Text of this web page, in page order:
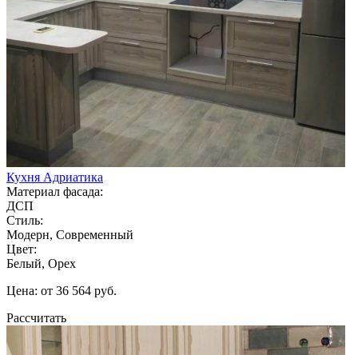
Кухня Адриатика
Материал фасада:
ДСП
Стиль:
Модерн, Современный
Цвет:
Белый, Орех
Цена: от 36 564 руб.
Рассчитать